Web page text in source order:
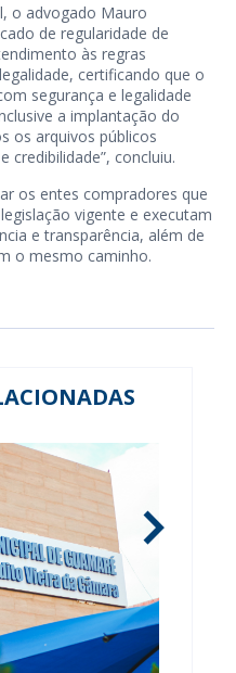
o advogado Mauro
de regularidade de
às regras
certificando que o
segurança e legalidade
a implantação do
os arquivos públicos
credibilidade”, concluiu.
os entes compradores que
vigente e executam
e transparência, além de
o mesmo caminho.